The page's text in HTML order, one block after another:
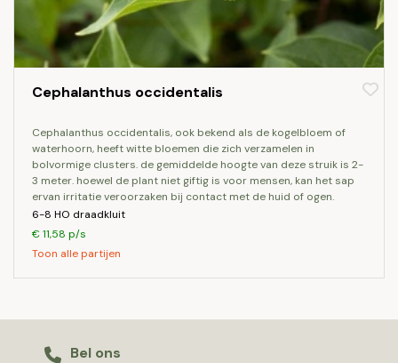
Cephalanthus occidentalis
cephalanthus occidentalis, ook bekend als de kogelbloem of
waterhoorn, heeft witte bloemen die zich verzamelen in
bolvormige clusters. de gemiddelde hoogte van deze struik is 2-
3 meter. hoewel de plant niet giftig is voor mensen, kan het sap
ervan irritatie veroorzaken bij contact met de huid of ogen.
6-8 HO draadkluit
€ 11,58 p/s
Toon alle partijen
Bel ons